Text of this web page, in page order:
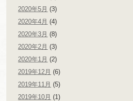
2020年5月 (3)
2020年4月 (4)
2020年3月 (8)
2020年2月 (3)
2020年1月 (2)
2019年12月 (6)
2019年11月 (5)
2019年10月 (1)